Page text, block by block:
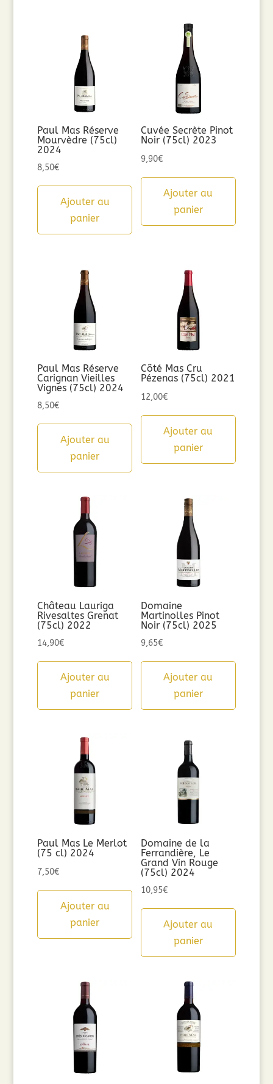
Paul Mas Réserve
Mourvèdre (75cl)
2024
8,50€
Ajouter au
panier
Cuvée Secrète Pinot
Noir (75cl) 2023
9,90€
Ajouter au
panier
Paul Mas Réserve
Carignan Vieilles
Vignes (75cl) 2024
8,50€
Ajouter au
panier
Côté Mas Cru
Pézenas (75cl) 2021
12,00€
Ajouter au
panier
Château Lauriga
Rivesaltes Grenat
(75cl) 2022
14,90€
Ajouter au
panier
Domaine
Martinolles Pinot
Noir (75cl) 2025
9,65€
Ajouter au
panier
Paul Mas Le Merlot
(75 cl) 2024
7,50€
Ajouter au
panier
Domaine de la
Ferrandière, Le
Grand Vin Rouge
(75cl) 2024
10,95€
Ajouter au
panier